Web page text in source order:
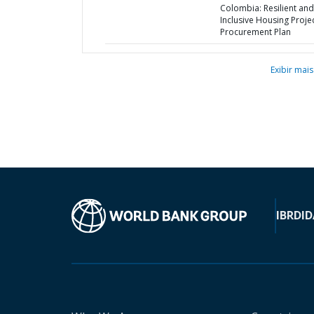
Colombia: Resilient and
Inclusive Housing
Procurement Plan
Exibir mais
IBRD